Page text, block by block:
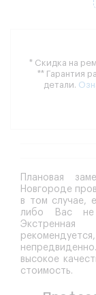
* Скидка на
** Гарантия
детали.
Плановая
Новгороде
в том случае,
либо Вас не
высокое
стоимость.